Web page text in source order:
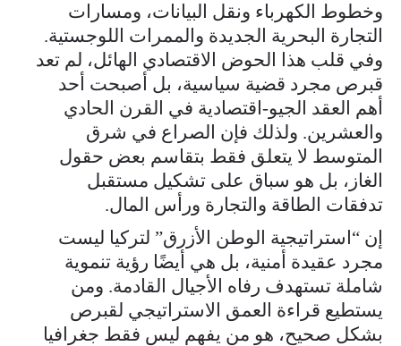
وخطوط الكهرباء ونقل البيانات، ومسارات
التجارة البحرية الجديدة والممرات اللوجستية.
وفي قلب هذا الحوض الاقتصادي الهائل، لم تعد
قبرص مجرد قضية سياسية، بل أصبحت أحد
أهم العقد الجيو-اقتصادية في القرن الحادي
والعشرين. ولذلك فإن الصراع في شرق
المتوسط لا يتعلق فقط بتقاسم بعض حقول
الغاز، بل هو سباق على تشكيل مستقبل
تدفقات الطاقة والتجارة ورأس المال.
إن “استراتيجية الوطن الأزرق” لتركيا ليست
مجرد عقيدة أمنية، بل هي أيضًا رؤية تنموية
شاملة تستهدف رفاه الأجيال القادمة. ومن
يستطيع قراءة العمق الاستراتيجي لقبرص
بشكل صحيح، هو من يفهم ليس فقط جغرافيا